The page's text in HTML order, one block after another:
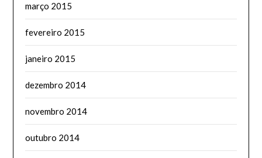
março 2015
fevereiro 2015
janeiro 2015
dezembro 2014
novembro 2014
outubro 2014